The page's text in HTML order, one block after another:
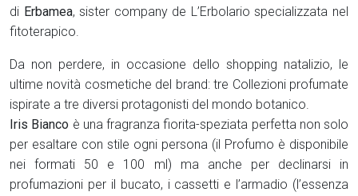
di Erbamea, sister company de L’Erbolario specializzata nel
fitoterapico.
Da non perdere, in occasione dello shopping natalizio, le
ultime novità cosmetiche del brand: tre Collezioni profumate
ispirate a tre diversi protagonisti del mondo botanico.
Iris Bianco è una fragranza fiorita-speziata perfetta non solo
per esaltare con stile ogni persona (il Profumo è disponibile
nei formati 50 e 100 ml) ma anche per declinarsi in
profumazioni per il bucato, i cassetti e l’armadio (l’essenza